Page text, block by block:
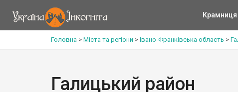
Крамниця
Головна > Міста та регіони > Івано-Франківська область >
Галицький район